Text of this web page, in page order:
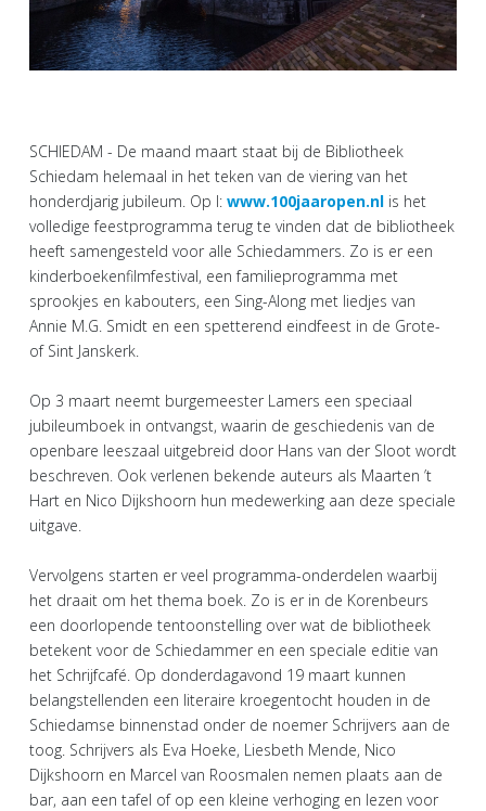
SCHIEDAM - De maand maart staat bij de Bibliotheek
Schiedam helemaal in het teken van de viering van het
honderdjarig jubileum. Op I: www.100jaaropen.nl is het
volledige feestprogramma terug te vinden dat de bibliotheek
heeft samengesteld voor alle Schiedammers. Zo is er een
kinderboekenfilmfestival, een familieprogramma met
sprookjes en kabouters, een Sing-Along met liedjes van
Annie M.G. Smidt en een spetterend eindfeest in de Grote-
of Sint Janskerk.
Op 3 maart neemt burgemeester Lamers een speciaal
jubileumboek in ontvangst, waarin de geschiedenis van de
openbare leeszaal uitgebreid door Hans van der Sloot wordt
beschreven. Ook verlenen bekende auteurs als Maarten ’t
Hart en Nico Dijkshoorn hun medewerking aan deze speciale
uitgave.
Vervolgens starten er veel programma-onderdelen waarbij
het draait om het thema boek. Zo is er in de Korenbeurs
een doorlopende tentoonstelling over wat de bibliotheek
betekent voor de Schiedammer en een speciale editie van
het Schrijfcafé. Op donderdagavond 19 maart kunnen
belangstellenden een literaire kroegentocht houden in de
Schiedamse binnenstad onder de noemer Schrijvers aan de
toog. Schrijvers als Eva Hoeke, Liesbeth Mende, Nico
Dijkshoorn en Marcel van Roosmalen nemen plaats aan de
bar, aan een tafel of op een kleine verhoging en lezen voor